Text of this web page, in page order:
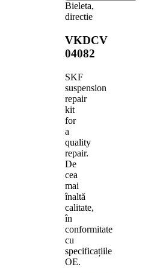
Bieleta,
directie
VKDCV
04082
SKF
suspension
repair
kit
for
a
quality
repair.
De
cea
mai
înaltă
calitate,
în
conformitate
cu
specificațiile
OE.